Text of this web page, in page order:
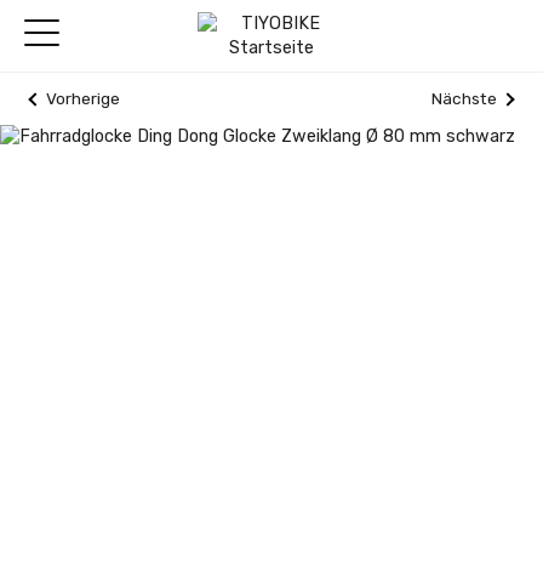
Vorherige Nächste